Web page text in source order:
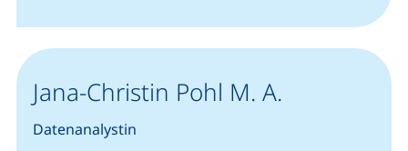
Jana-Christin Pohl M. A.
Datenanalystin